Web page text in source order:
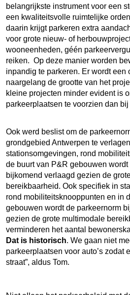
belangrijkste instrument voor een
een kwaliteitsvolle ruimtelijke
daarin krijgt parkeren extra
voor grote nieuw- of
wooneenheden, géén
reiken. Op deze manier worden
inpandig te parkeren. Er wordt een
naargelang de grootte van het
kleine projecten minder evident is
parkeerplaatsen te voorzien dan
Ook werd beslist om de
grondgebied Antwerpen te
stationsomgevingen, rond
de buurt van P&R gebouwen
bijkomend verlaagd gezien de
bereikbaarheid. Ook specifiek in
rond mobiliteitsknooppunten en in
gebouwen wordt de parkeernorm
gezien de grote multimodale
verminderen het aantal
Dat is historisch. We gaan niet
parkeerplaatsen voor auto’s zodat
straat”, aldus Tom.